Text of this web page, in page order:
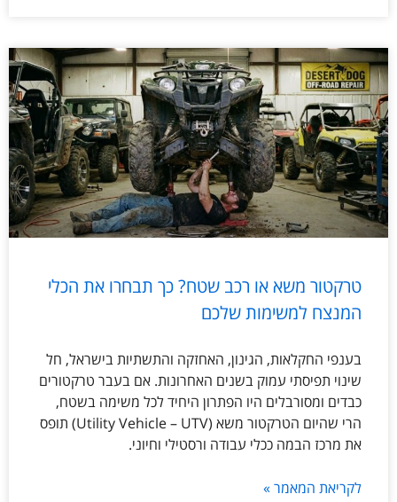
טרקטור משא או רכב שטח? כך תבחרו את הכלי
המנצח למשימות שלכם
בענפי החקלאות, הגינון, האחזקה והתשתיות בישראל, חל
שינוי תפיסתי עמוק בשנים האחרונות. אם בעבר טרקטורים
כבדים ומסורבלים היו הפתרון היחיד לכל משימה בשטח,
הרי שהיום הטרקטור משא (Utility Vehicle – UTV) תופס
את מרכז הבמה ככלי עבודה ורסטילי וחיוני.
לקריאת המאמר »